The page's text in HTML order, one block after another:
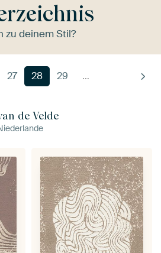
zu deinem Stil?
27 28 29 …
de Velde